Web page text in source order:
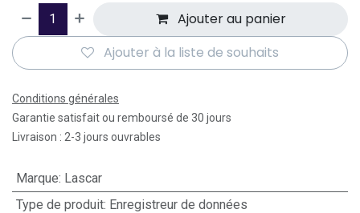
Ajouter au panier
Ajouter à la liste de souhaits
Conditions générales
Garantie satisfait ou remboursé de 30 jours
Livraison : 2-3 jours ouvrables
Marque: Lascar
Type de produit: Enregistreur de données